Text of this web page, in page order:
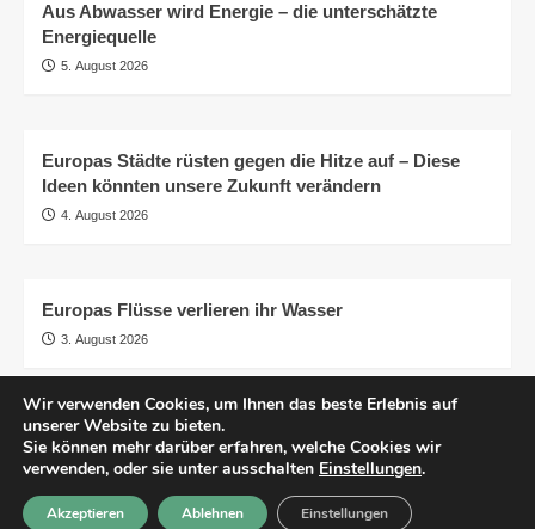
Aus Abwasser wird Energie – die unterschätzte
Energiequelle
5. August 2026
Europas Städte rüsten gegen die Hitze auf – Diese
Ideen könnten unsere Zukunft verändern
4. August 2026
Europas Flüsse verlieren ihr Wasser
3. August 2026
AGB Impressum
Transparenz
© pro.earth
Wir verwenden Cookies, um Ihnen das beste Erlebnis auf
unserer Website zu bieten.
Sie können mehr darüber erfahren, welche Cookies wir
verwenden, oder sie unter ausschalten Einstellungen.
Akzeptieren Ablehnen Einstellungen